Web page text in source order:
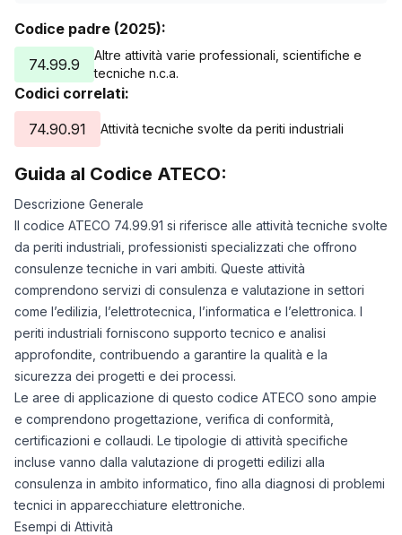
Codice padre (2025):
74.99.9
Altre attività varie professionali, scientifiche e
tecniche n.c.a.
Codici correlati:
74.90.91
Attività tecniche svolte da periti industriali
Guida al Codice ATECO:
Descrizione Generale
Il codice ATECO 74.99.91 si riferisce alle attività tecniche svolte
da periti industriali, professionisti specializzati che offrono
consulenze tecniche in vari ambiti. Queste attività
comprendono servizi di consulenza e valutazione in settori
come l’edilizia, l’elettrotecnica, l’informatica e l’elettronica. I
periti industriali forniscono supporto tecnico e analisi
approfondite, contribuendo a garantire la qualità e la
sicurezza dei progetti e dei processi.
Le aree di applicazione di questo codice ATECO sono ampie
e comprendono progettazione, verifica di conformità,
certificazioni e collaudi. Le tipologie di attività specifiche
incluse vanno dalla valutazione di progetti edilizi alla
consulenza in ambito informatico, fino alla diagnosi di problemi
tecnici in apparecchiature elettroniche.
Esempi di Attività